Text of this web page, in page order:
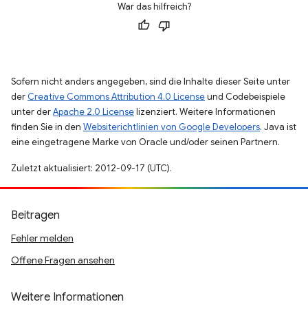
War das hilfreich?
Sofern nicht anders angegeben, sind die Inhalte dieser Seite unter
der Creative Commons Attribution 4.0 Licenseund Codebeispiele
unter derApache 2.0 Licenselizenziert. Weitere Informationen
finden Sie in den Websiterichtlinien von Google Developers. Java ist
eine eingetragene Marke von Oracle und/oder seinen Partnern.
Zuletzt aktualisiert: 2012-09-17 (UTC).
Beitragen
Fehler melden
Offene Fragen ansehen
Weitere Informationen